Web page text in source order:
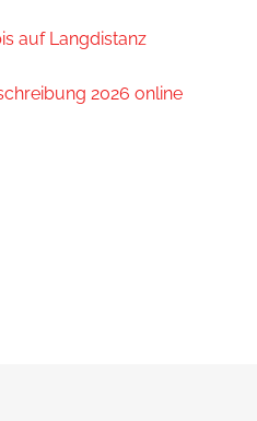
auf Langdistanz
2026 online